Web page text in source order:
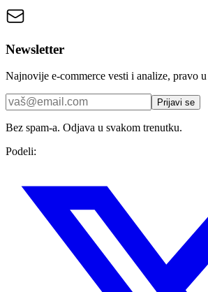
Newsletter
Najnovije e-commerce vesti i analize, pravo
Prijavi se
Bez spam-a. Odjava u svakom trenutku.
Podeli: